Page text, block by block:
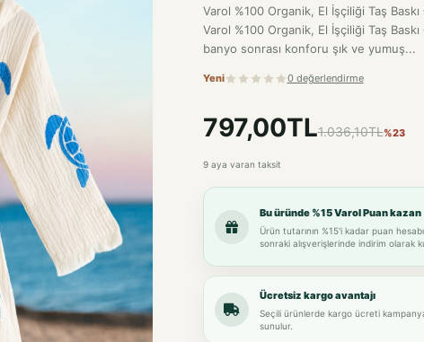
Varol %100 Organik, El İşçiliği Taş
Varol %100 Organik, El İşçiliği Taş
banyo sonrası konforu şık ve yumuş...
Yeni 0 değerlendirme
797,00TL1.036,10TL%23
9 aya varan taksit
Bu üründe %15 Varol Puan kazan
Ürün tutarının %15'i kadar puan
sonraki alışverişlerinde indirim olarak
Ücretsiz kargo avantajı
Seçili ürünlerde kargo ücreti
sunulur.